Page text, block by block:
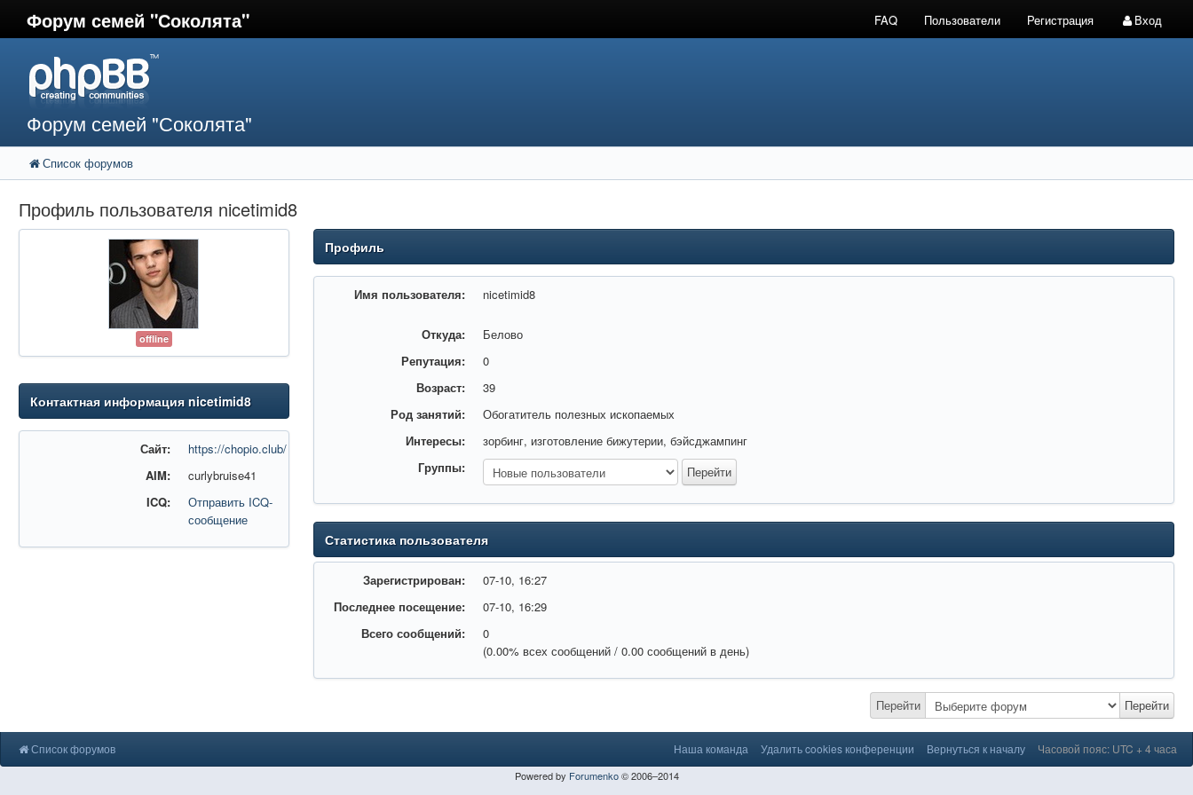
Форум семей "Соколята" FAQ Пользователи Регистрация Вход
Форум семей "Соколята"
Список форумов
Профиль пользователя nicetimid8
offline
Контактная информация nicetimid8
Сайт:
https://chopio.club/
AIM:
curlybruise41
ICQ:
Отправить ICQ-
сообщение
Профиль
Имя пользователя: nicetimid8
Откуда:
Белово
Репутация:
0
Возраст:
39
Род занятий:
Обогатитель полезных ископаемых
Интересы:
зорбинг, изготовление бижутерии, бэйсджампинг
Группы:
Статистика пользователя
Зарегистрирован:
07-10, 16:27
Последнее посещение:
07-10, 16:29
Всего сообщений:
0
(0.00% всех сообщений / 0.00 сообщений в день)
Перейти Перейти
Список форумов Наша команда Удалить cookies конференции Вернуться к началу Часовой пояс: UTC + 4 часа
Powered by Forumenko© 2006–2014